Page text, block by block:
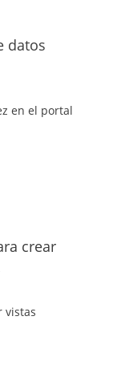
datos
en el portal
crear
vistas